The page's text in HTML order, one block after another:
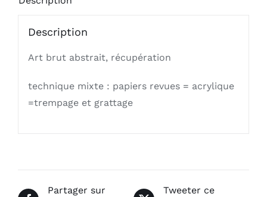
Description
Art brut abstrait, récupération
technique mixte : papiers revues = acrylique
=trempage et grattage
Partager sur
Tweeter ce